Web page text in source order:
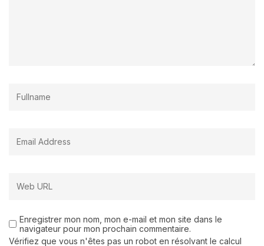
Enregistrer mon nom, mon e-mail et mon site dans le
navigateur pour mon prochain commentaire.
Vérifiez que vous n'êtes pas un robot en résolvant le calcul